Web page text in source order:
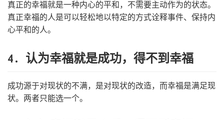
真正的幸福就是一种内心的平和，不需要主动作为的状态。
真正幸福的人是可以轻松地以特定的方式诠释事件、保持内
心平和的人。
4. 认为幸福就是成功，得不到幸福
成功源于对现状的不满，是对现状的改造，而幸福是满足现
状。两者只能选一个。